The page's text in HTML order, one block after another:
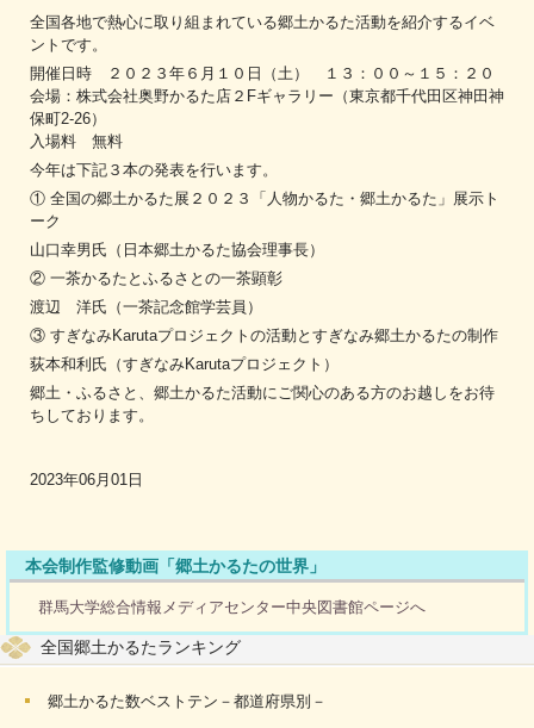
全国各地で熱心に取り組まれている郷土かるた活動を紹介するイベ
ントです。
開催日時 ２０２３年６月１０日（土） １３：００～１５：２０
会場：株式会社奥野かるた店２Fギャラリー（東京都千代田区神田神
保町2-26）
入場料 無料
今年は下記３本の発表を行います。
① 全国の郷土かるた展２０２３「人物かるた・郷土かるた」展示ト
ーク
山口幸男氏（日本郷土かるた協会理事長）
② 一茶かるたとふるさとの一茶顕彰
渡辺 洋氏（一茶記念館学芸員）
③ すぎなみKarutaプロジェクトの活動とすぎなみ郷土かるたの制作
荻本和利氏（すぎなみKarutaプロジェクト）
郷土・ふるさと、郷土かるた活動にご関心のある方のお越しをお待
ちしております。
2023年06月01日
本会制作監修動画「郷土かるたの世界」
群馬大学総合情報メディアセンター中央図書館ページへ
全国郷土かるたランキング
郷土かるた数ベストテン－都道府県別－